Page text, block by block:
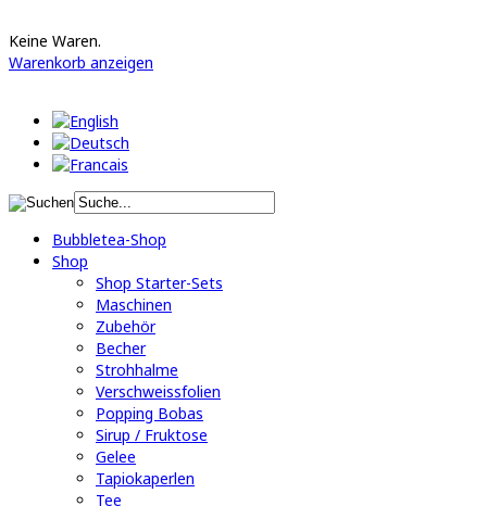
Keine Waren.
Warenkorb anzeigen
Bubbletea-Shop
Shop
Shop Starter-Sets
Maschinen
Zubehör
Becher
Strohhalme
Verschweissfolien
Popping Bobas
Sirup / Fruktose
Gelee
Tapiokaperlen
Tee